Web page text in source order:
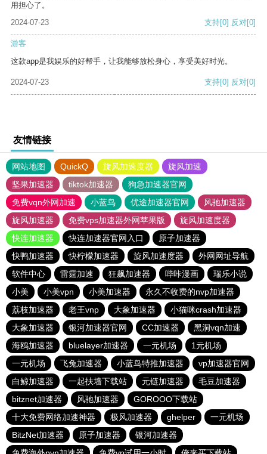
用担心了。
2024-07-23
支持[0] 反对[0]
游客
这款app是我娱乐的好帮手，让我能够放松身心，享受美好时光。
2024-07-23 支持[0] 反对[0]
友情链接
网站地图 QuickQ 旋风加速度器
旋风加速
坚果加速器
tiktok加速器
狗急加速器官网
免费vqn外网加速
小蓝鸟 优途加速器官网
风驰加速器
旋风加速器
免费vps加速器外网苹果版
旋风加速度器
快连加速器
快连加速器官网入口
原子加速器
快鸭加速器
快柠檬加速器 旋风加速度器
外网网址导航
软件中心
雷霆加速 狂飙加速器 哔咔漫画
瑞乐小说
小美
小美vpn 小美加速器
永久不收费的nvp加速器
荔枝加速器
老王vnp 大象加速器
小猫咪crash加速器
大象加速器
银河加速器官网 CC加速器
黑洞vqn加速
海鸥加速器
bluelayer加速器 一元机场
1元机场
一元机场
飞兔加速器 小蓝鸟特推加速器
vp加速器官网
白鲸加速器
一起扶墙下载站 元链加速器
毛豆加速器
bitznet加速器
风驰加速器
GOROOO下载站
十大免费网络加速神器
极风加速器 ghelper
一元机场
BitzNet加速器
原子加速器
银河加速器